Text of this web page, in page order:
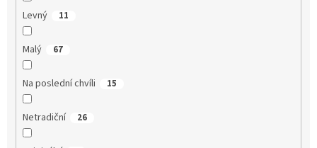
Levný 11
Malý 67
Na poslední chvíli 15
Netradiční 26